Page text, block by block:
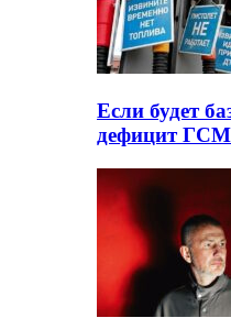
Если будет
дефицит ГСМ